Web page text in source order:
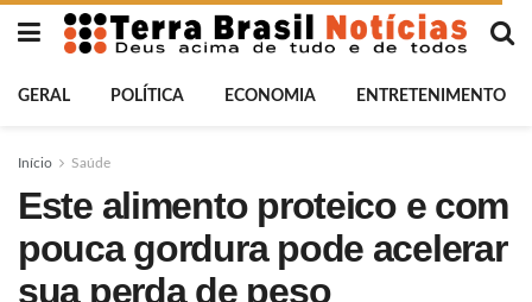
GERAL POLÍTICA ECONOMIA ENTRETENIMENTO
Início Saúde
Este alimento proteico e com
pouca gordura pode acelerar
sua perda de peso